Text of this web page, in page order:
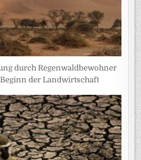
durch Regenwaldbewohner
der Landwirtschaft